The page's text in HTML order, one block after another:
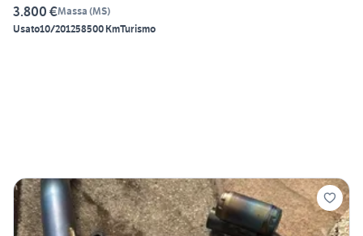
3.800 €Massa (MS)
Usato10/201258500 KmTurismo